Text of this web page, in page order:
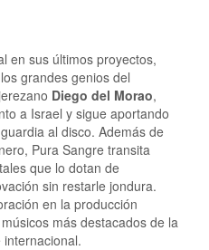
en sus últimos proyectos,
grandes genios del
Diego del Morao,
a Israel y sigue aportando
al disco. Además de
Pura Sangre transita
que lo dotan de
sin restarle jondura.
en la producción
más destacados de la